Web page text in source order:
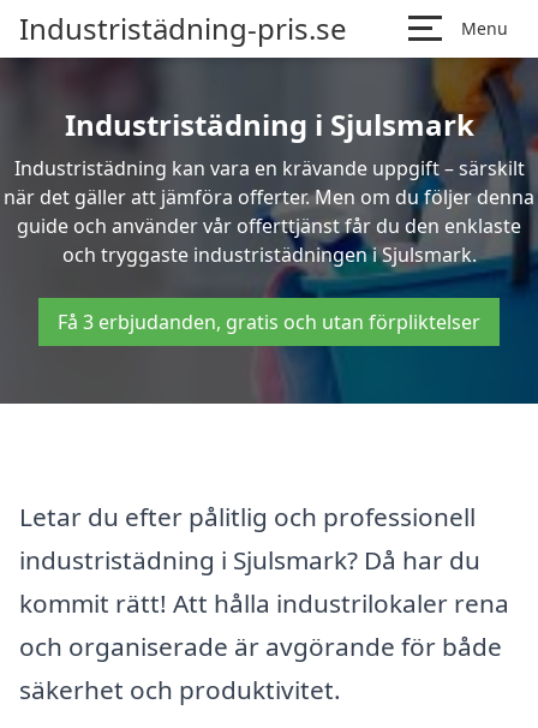
Industristädning-pris.se Menu
Industristädning i Sjulsmark
Industristädning kan vara en krävande uppgift – särskilt
när det gäller att jämföra offerter. Men om du följer denna
guide och använder vår offerttjänst får du den enklaste
och tryggaste industristädningen i Sjulsmark.
Få 3 erbjudanden, gratis och utan förpliktelser
Letar du efter pålitlig och professionell
industristädning i Sjulsmark? Då har du
kommit rätt! Att hålla industrilokaler rena
och organiserade är avgörande för både
säkerhet och produktivitet.